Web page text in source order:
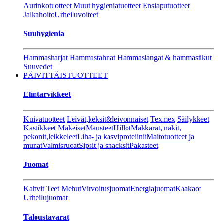
Aurinkotuotteet Muut hygieniatuotteet Ensiaputuotteet
JalkahoitoUrheiluvoiteet
Suuhygienia
Hammasharjat Hammastahnat Hammaslangat & hammastikut
Suuvedet
PÄIVITTÄISTUOTTEET
Elintarvikkeet
Kuivatuotteet Leivät,keksit&leivonnaiset Texmex Säilykkeet
Kastikkeet MakeisetMausteetHillotMakkarat, nakit,
pekonit,leikkeleetLiha- ja kasviproteiinitMaitotuotteet ja
munatValmisruoatSipsit ja snacksitPakasteet
Juomat
Kahvit Teet MehutVirvoitusjuomatEnergiajuomatKaakaot
Urheilujuomat
Taloustavarat